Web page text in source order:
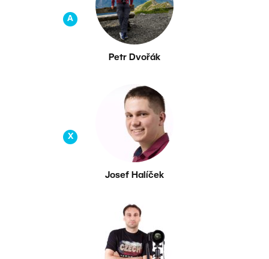
A
Petr Dvořák
X
Josef Halíček